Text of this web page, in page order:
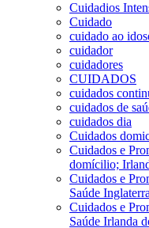
Cuidadios
Cuidado
cuidado ao
cuidador
cuidadores
CUIDADOS
cuidados
cuidados de
cuidados dia
Cuidados
Cuidados e
domícilio;
Cuidados e
Saúde Inglaterra
Cuidados e
Saúde Irlanda